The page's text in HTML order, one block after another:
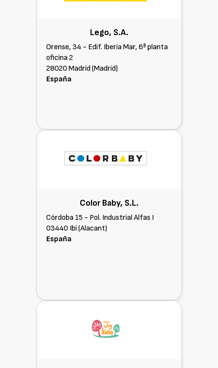
Lego, S.A.
Orense, 34 - Edif. Iberia Mar, 6ª planta
oficina 2
28020 Madrid (Madrid)
España
Color Baby, S.L.
Córdoba 15 - Pol. Industrial Alfas I
03440 Ibi (Alacant)
España